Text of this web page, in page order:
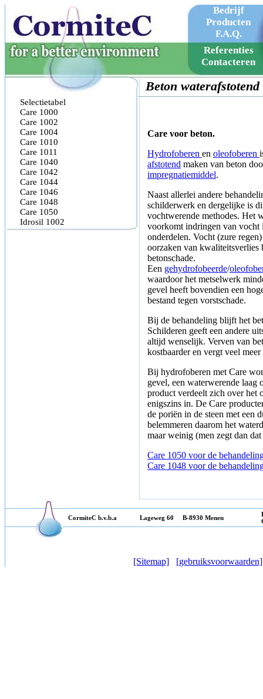
Bedrijf
Producten
F.A.Q.
Company
Products
F.A.Q.
Referenties
Contacteren
Selectietabel
Care 1000
Care 1002
Care 1004
Care 1010
Care 1011
Care 1040
Care 1042
Care 1044
Care 1046
Care 1048
Care 1050
Idrosil 1002
Beton
Care voor beton.
Hydrofoberen en oleofoberen
afstotend maken van beton
impregnatiemiddel.
Naast allerlei andere
schilderwerk en dergelijke is
vochtwerende methodes. Het
voorkomt indringen van vocht
onderdelen. Vocht (zure
oorzaken van kwaliteitsverlies
betonschade.
Een gehydrofobeerde/
waardoor het metselwerk
gevel heeft bovendien een
bestand tegen vorstschade.
Bij de behandeling blijft het
Schilderen geeft een andere
altijd wenselijk. Verven van
kostbaarder en vergt veel
Bij hydrofoberen met Care
gevel, een waterwerende laag
product verdeelt zich over het
enigszins in. De Care
de poriën in de steen met een
belemmeren daarom het
maar weinig (men zegt dan
Care 1050 voor de
Care 1048 voor de
CormiteC b.v.b.a Lageweg 60 B-8930 Menen
[Sitemap] [gebruiksvoorwaarden]